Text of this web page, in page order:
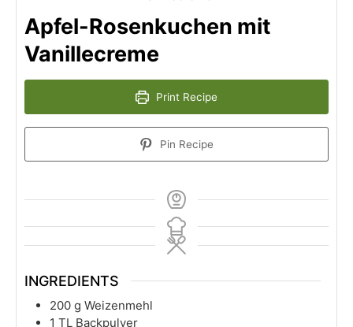
Apfel-Rosenkuchen mit
Vanillecreme
Print Recipe
Pin Recipe
INGREDIENTS
200 g Weizenmehl
1 TL Backpulver